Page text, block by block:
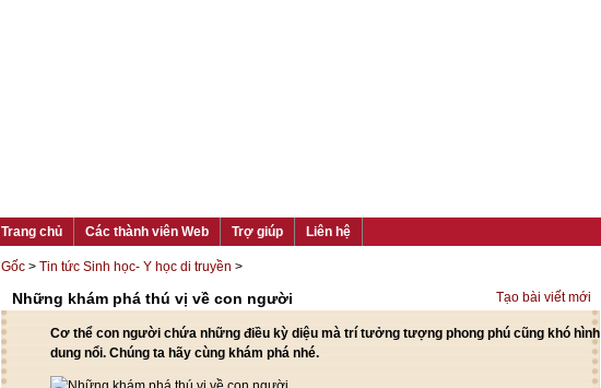
Trang chủ Các thành viên Web Trợ giúp Liên hệ
Gốc > Tin tức Sinh học- Y học di truyền >
Tạo bài viết mới
Những khám phá thú vị về con người
Cơ thể con người chứa những điều kỳ diệu mà trí tưởng tượng phong phú cũng khó hình
dung nổi. Chúng ta hãy cùng khám phá nhé.